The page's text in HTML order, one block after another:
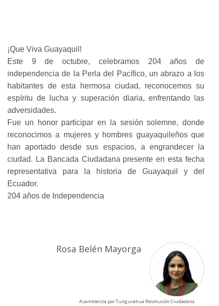
¡Que Viva Guayaquil!
Este 9 de octubre, celebramos 204 años de
independencia de la Perla del Pacífico, un abrazo a los
habitantes de esta hermosa ciudad, reconocemos su
espíritu de lucha y superación diaria, enfrentando las
adversidades.
Fue un honor participar en la sesión solemne, donde
reconocimos a mujeres y hombres guayaquileños que
han aportado desde sus espacios, a engrandecer la
ciudad. La Bancada Ciudadana presente en esta fecha
representativa para la historia de Guayaquil y del
Ecuador.
204 años de Independencia
Rosa Belén Mayorga
Asambleísta por Tungurahua Revolución Ciudadana